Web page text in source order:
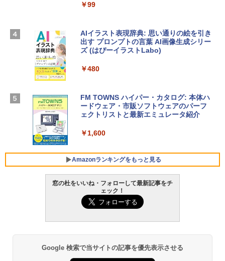
Apple 2026 MacBook Air M5チップ搭載
13インチノートブック：AIとApple Intell
スプレイ、16GBユニファイドメモリ、1
D - シルバー
￥261,414
チ AMD Ryzen 7 170 メモリ16GB SSD 5
12GB Microsoft 365 Personal (24か月
版) 搭載 Windows 11 重量1.7kg Wi-Fi 6
E クワイエットブルー M1502NAQ-R716
5BUWS
Microsoft Office Home & Business 202
4(最新 永続版)|オンラインコード版|Wind
Robloxギフトカード - 10,000 Robux
【限定バーチャルアイテムを含む】 【オ
オンラインコード版
￥14,500
￥99
AIイラスト表現辞典: 思い通りの絵を引き
出す プロンプトの言葉 AI画像生成シリー
ズ (はぴーイラストLabo)
￥480
FM TOWNS ハイパー・カタログ: 本体ハ
ードウェア・市販ソフトウェアのパーフ
ェクトリストと最新エミュレータ紹介
￥1,600
Amazonランキングをもっと見る
Amazon Kindle - 目に優しい、かさばら
ない、大きな画面で読みやすい、6週間持
し
￥16,980
窓の杜をいいね・フォローして最新記事をチ
ェック！
Google 検索で当サイトの記事を優先表示させる